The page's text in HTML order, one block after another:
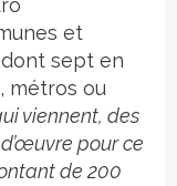
et
sept en
métros ou
viennent, des
pour ce
de 200